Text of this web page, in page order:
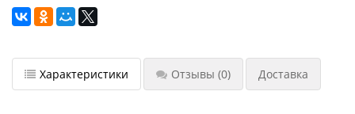
Характеристики Отзывы (0) Доставка